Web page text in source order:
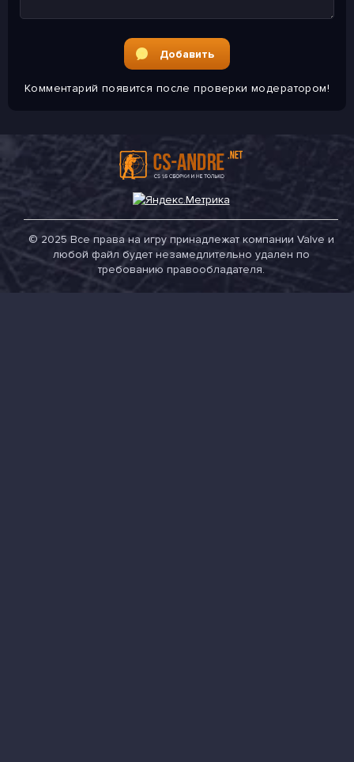
Добавить
Комментарий появится после проверки модератором!
© 2025 Все права на игру принадлежат компании Valve и
любой файл будет незамедлительно удален по
требованию правообладателя.